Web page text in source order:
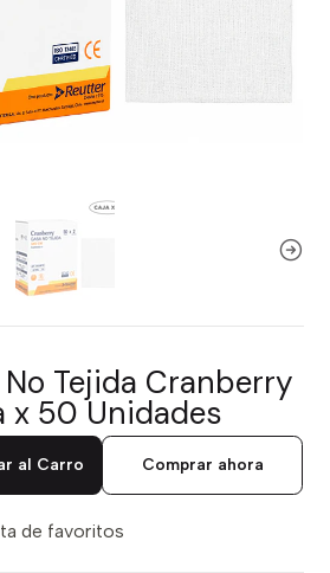
Tejida Cranberry
x 50 Unidades
al Carro Comprar ahora
de favoritos